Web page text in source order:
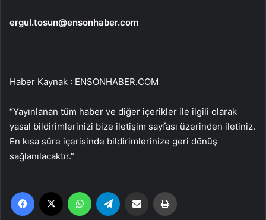
ergul.tosun@ensonhaber.com
Haber Kaynak : ENSONHABER.COM
“Yayınlanan tüm haber ve diğer içerikler ile ilgili olarak
yasal bildirimlerinizi bize iletişim sayfası üzerinden iletiniz.
En kısa süre içerisinde bildirimlerinize geri dönüş
sağlanılacaktır.”
Facebook WhatsApp Email'den paylaş